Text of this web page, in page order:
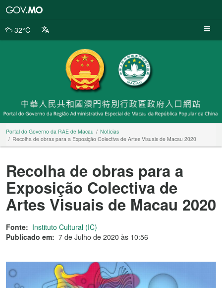
da
32°C
Portal do Governo da RAE de Macau
Notícias
Recolha de obras para a Exposição Colectiva de Artes Visuais de Macau 2020
Recolha de obras para a
Exposição Colectiva de
Artes Visuais de Macau 2020
Fonte: Instituto Cultural (IC)
Publicado em: 7 de Julho de 2020 às 10:56